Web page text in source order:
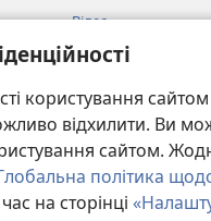
користування
відхилити. Ви
сайтом.
політика
на сторінці
Відео
Музика
Художнє читання
Bible and Tract Society of